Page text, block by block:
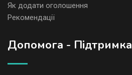
Як додати оголошення
Рекомендації
Допомога - Підтримка